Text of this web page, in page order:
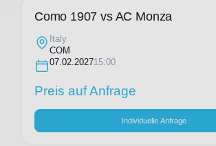
Como 1907 vs AC Monza
Italy
COM
07.02.202715:00
Preis auf Anfrage
Individuelle Anfrage